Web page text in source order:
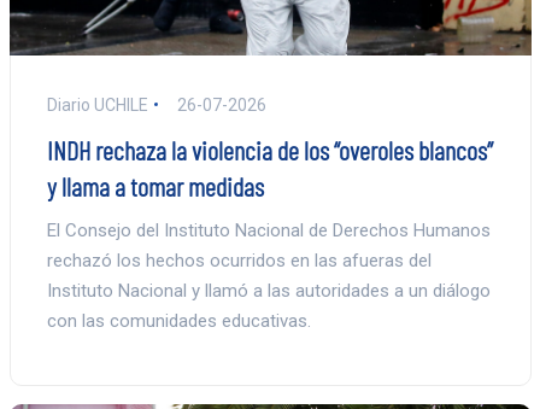
Diario UCHILE 26-07-2026
INDH rechaza la violencia de los “overoles blancos”
y llama a tomar medidas
El Consejo del Instituto Nacional de Derechos Humanos
rechazó los hechos ocurridos en las afueras del
Instituto Nacional y llamó a las autoridades a un diálogo
con las comunidades educativas.